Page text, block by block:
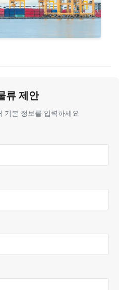
류 제안
기본 정보를 입력하세요